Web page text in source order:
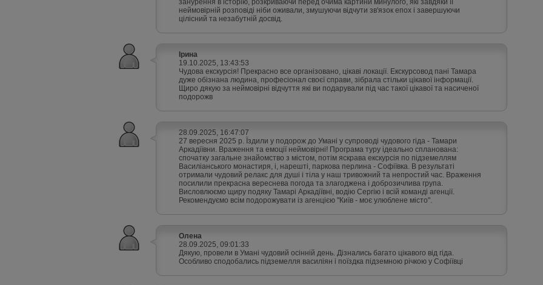
занурення в історію, розкриваючи перед очима картини минулого, які завдяки її
неймовірній розповіді ніби оживали, змушуючи відчути зв'язок епох і завершуючи
цілісний та незабутній досвід.
Ірина
19.10.2025, 13:43:53
Чудова екскурсія! Прекрасно все організовано, цікаві локації. Екскурсовод пані Тамара
дуже обізнана людина, професіонал своєї справи, зібрала стільки цікавої інформації.
Щиро дякую за неймовірні відчуття які ви подарували під час такої цікавої та насиченої
подорожв
28.09.2025, 16:47:07
27 вересня 2025 р. Їздили у подорож до Умані у супроводі чудового гіда - Тамари
Аркадіївни. Враження та емоції неймовірні! Програма туру ідеально спланована:
спочатку загальне знайомство з містом, потім яскрава екскурсія по підземеллям
Василіанського монастиря, і, нарешті, паркова перлина - Софіївка. В результаті
отримали чудовий релакс для душі і тіла у наш тривожний та непростий час. Враження
посилили прекрасна вереснева погода та злагоджена і доброзичлива група.
Висловлюємо щиру подяку Тамарі Аркадіївні, водію Сергію і всій команді агенції.
Рекомендуємо всім подорожувати із агенцією "Київ - моє улюблене місто".
Олена
28.09.2025, 09:01:33
Дякую, провели в Умані чудовий осінній день. Дізнались багато цікавого від гіда.
Особливо сподобались підземелля василіян і поїздка підземною річкою у Софіївці